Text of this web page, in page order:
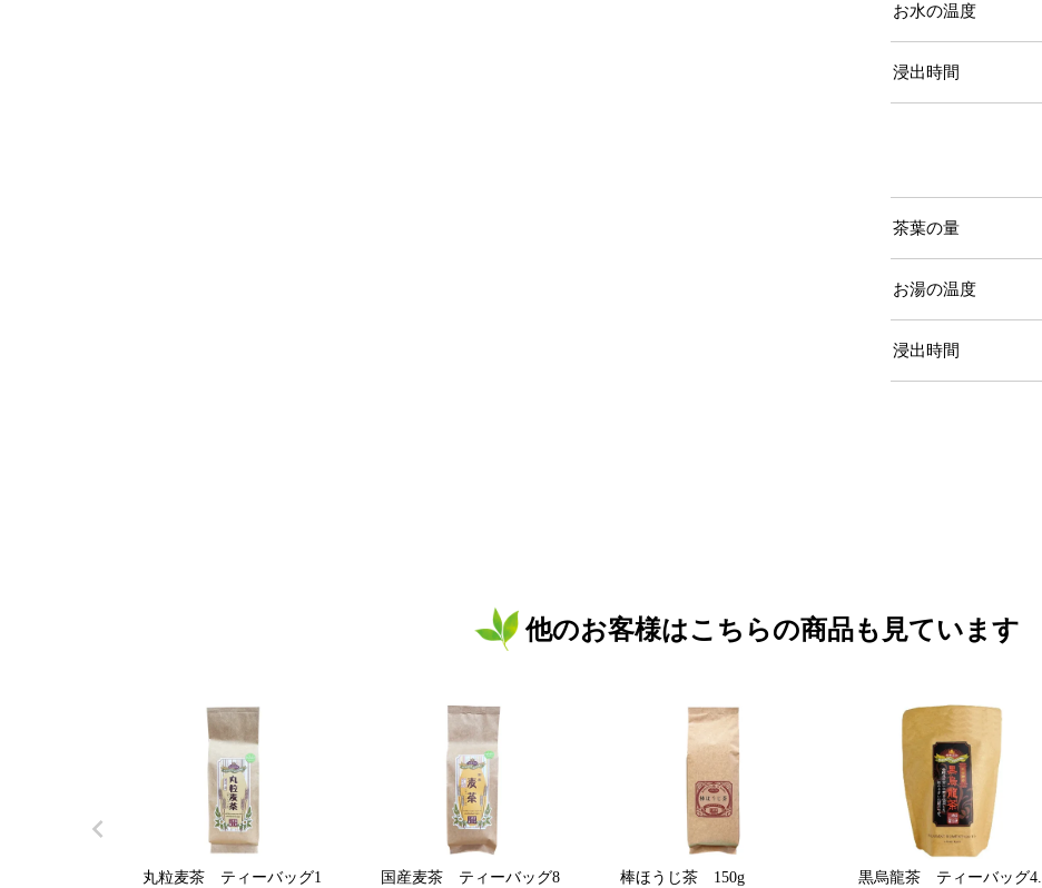
お水の温度
浸出時間
茶葉の量
お湯の温度
浸出時間
他のお客様はこちらの商品も見ています
丸粒麦茶 ティーバッグ1
国産麦茶 ティーバッグ8
棒ほうじ茶 150g
黒烏龍茶 ティーバッグ4.